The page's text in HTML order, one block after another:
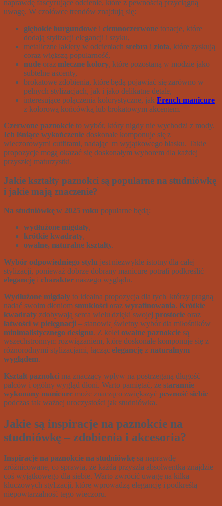
naprawdę fascynujące odcienie, które z pewnością przyciągną
uwagę. W czołówce trendów znajdują się:
głębokie burgundowe i ciemnoczerwone tonacje, które
dodają stylizacji elegancji i szyku,
metaliczne lakiery w odcieniach srebra i złota, które zyskują
coraz większą popularność,
nude oraz mleczne kolory, które pozostaną w modzie jako
subtelne akcenty,
brokatowe zdobienia, które będą pojawiać się zarówno w
pełnych stylizacjach, jak i jako delikatne detale,
interesujące połączenia kolorystyczne, jak French manicure
z kolorową końcówką lub brokatowym akcentem.
Czerwone paznokcie to wybór, który nigdy nie wychodzi z mody.
Ich lśniące wykończenie doskonale komponuje się z
wieczorowymi outfitami, nadając im wyjątkowego blasku. Takie
propozycje mogą okazać się doskonałym wyborem dla każdej
przyszłej maturzystki.
Jakie kształty paznokci są popularne na studniówkę
i jakie mają znaczenie?
Na studniówkę w 2025 roku popularne będą:
wydłużone migdały,
krótkie kwadraty,
owalne, naturalne kształty.
Wybór odpowiedniego stylu jest niezwykle istotny dla całej
stylizacji, ponieważ dobrze dobrany manicure potrafi podkreślić
elegancję i charakter naszego wyglądu.
Wydłużone migdały to idealna propozycja dla tych, którzy pragną
nadać swoim dłoniom smukłości oraz wyrafinowania. Krótkie
kwadraty zdobywają serca wielu dzięki swojej prostocie oraz
łatwości w pielęgnacji – stanowią świetny wybór dla miłośników
minimalistycznego designu. Z kolei owalne paznokcie są
wszechstronnym rozwiązaniem, które doskonale komponuje się z
różnorodnymi stylizacjami, łącząc elegancję z naturalnym
wyglądem.
Kształt paznokci ma znaczący wpływ na postrzeganą długość
palców i ogólny wygląd dłoni. Warto pamiętać, że starannie
wykonany manicure może znacząco zwiększyć pewność siebie
podczas tak ważnej uroczystości jak studniówka.
Jakie są inspiracje na paznokcie na
studniówkę – zdobienia i akcesoria?
Inspiracje na paznokcie na studniówkę są naprawdę
zróżnicowane, co sprawia, że każda przyszła absolwentka znajdzie
coś wyjątkowego dla siebie. Warto zwrócić uwagę na kilka
kluczowych stylizacji, które wprowadzą elegancję i podkreślą
niepowtarzalność tego wieczoru.